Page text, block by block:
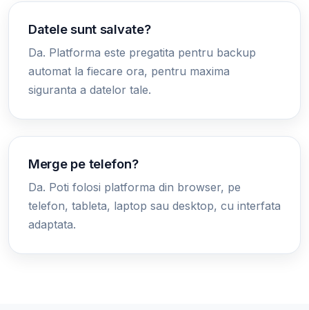
Datele sunt salvate?
Da. Platforma este pregatita pentru backup
automat la fiecare ora, pentru maxima
siguranta a datelor tale.
Merge pe telefon?
Da. Poti folosi platforma din browser, pe
telefon, tableta, laptop sau desktop, cu interfata
adaptata.